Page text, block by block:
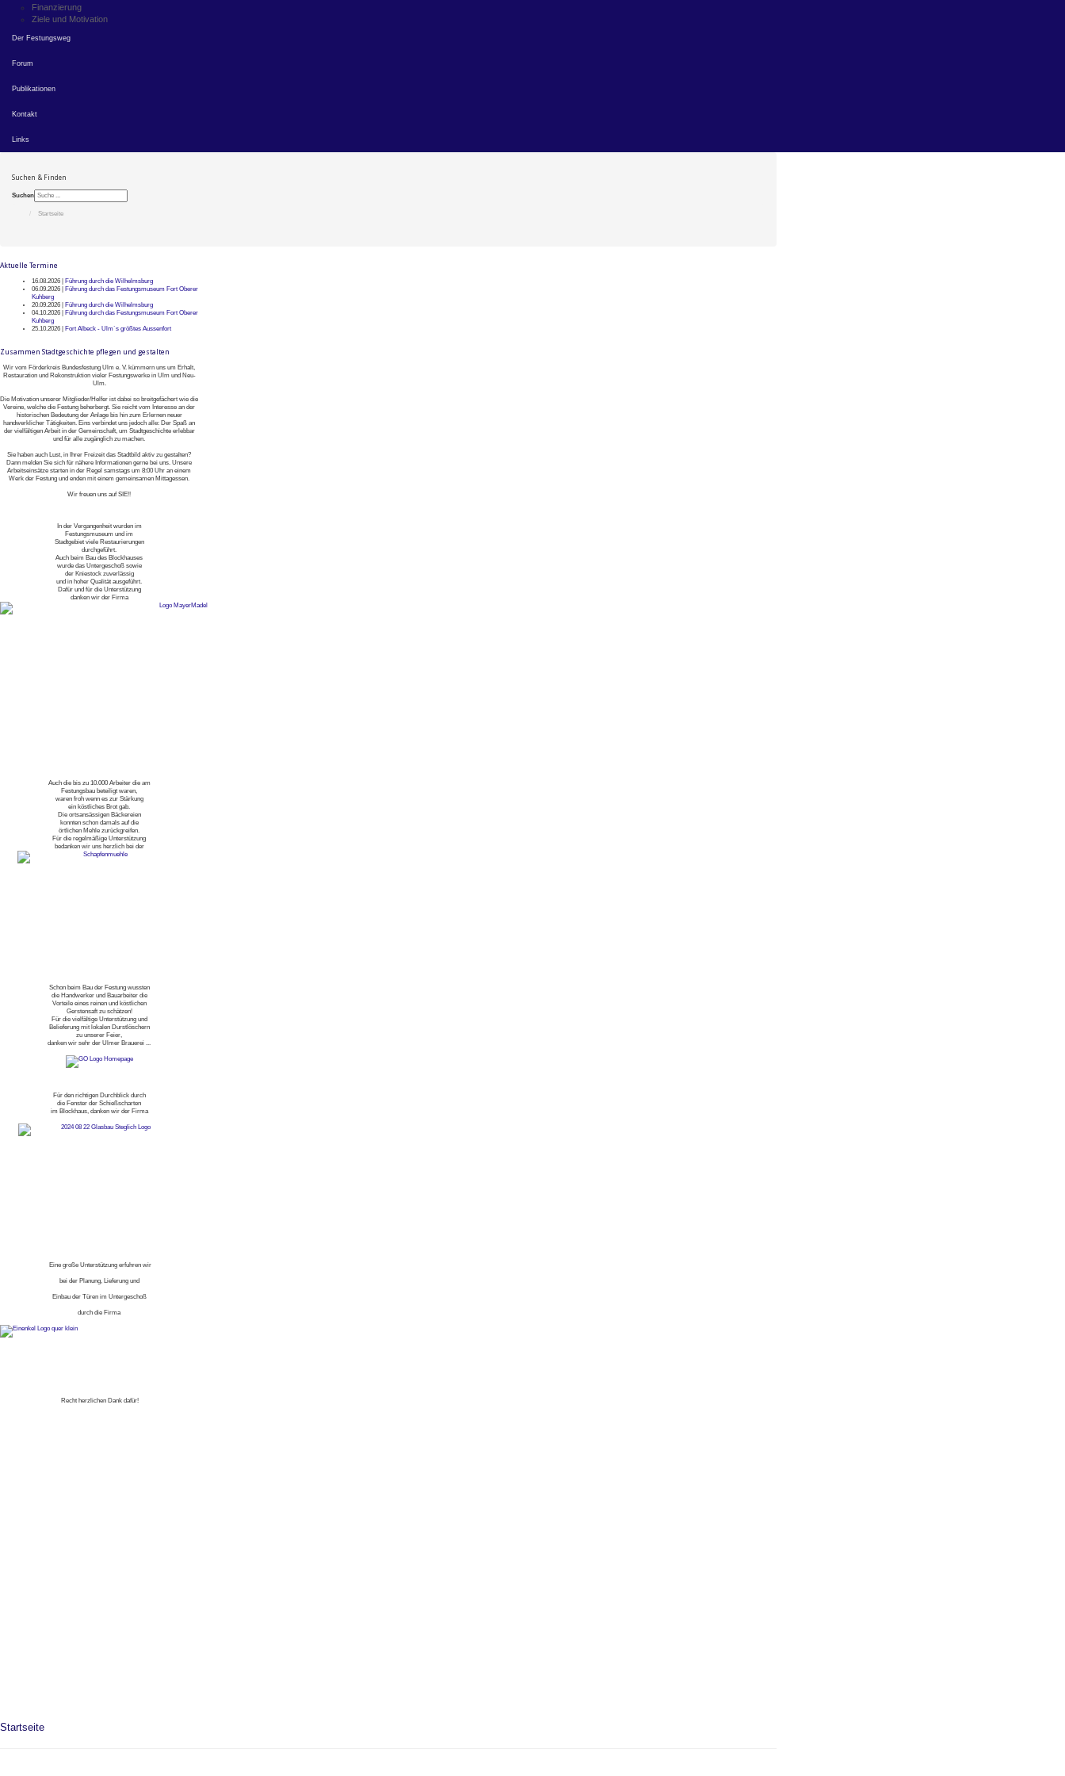
Finanzierung
Ziele und Motivation
Der Festungsweg
Forum
Publikationen
Kontakt
Links
Suchen & Finden
Suchen
Startseite
Aktuelle Termine
16.08.2026 |
Führung durch die Wilhelmsburg
06.09.2026 |
Führung durch das Festungsmuseum Fort Oberer
Kuhberg
20.09.2026 |
Führung durch die Wilhelmsburg
04.10.2026 |
Führung durch das Festungsmuseum Fort Oberer
Kuhberg
25.10.2026 |
Fort Albeck - Ulm`s größtes Aussenfort
Zusammen Stadtgeschichte pflegen und gestalten
Wir vom Förderkreis Bundesfestung Ulm e. V. kümmern uns um Erhalt,
Restauration und Rekonstruktion vieler Festungswerke in Ulm und Neu-
Ulm.
Die Motivation unserer Mitglieder/Helfer ist dabei so breitgefächert wie die
Vereine, welche die Festung beherbergt. Sie reicht vom Interesse an der
historischen Bedeutung der Anlage bis hin zum Erlernen neuer
handwerklicher Tätigkeiten. Eins verbindet uns jedoch alle: Der Spaß an
der vielfältigen Arbeit in der Gemeinschaft, um Stadtgeschichte erlebbar
und für alle zugänglich zu machen.
Sie haben auch Lust, in Ihrer Freizeit das Stadtbild aktiv zu gestalten?
Dann melden Sie sich für nähere Informationen gerne bei uns. Unsere
Arbeitseinsätze starten in der Regel samstags um 8:00 Uhr an einem
Werk der Festung und enden mit einem gemeinsamen Mittagessen.
Wir freuen uns auf SIE!!
In der Vergangenheit wurden im
Festungsmuseum und im
Stadtgebiet viele Restaurierungen
durchgeführt.
Auch beim Bau des Blockhauses
wurde das Untergeschoß sowie
der Kniestock zuverlässig
und in hoher Qualität ausgeführt.
Dafür und für die Unterstützung
danken wir der Firma
Auch die bis zu 10.000 Arbeiter die am
Festungsbau beteiligt waren,
waren froh wenn es zur Stärkung
ein köstliches Brot gab.
Die ortsansässigen Bäckereien
konnten schon damals auf die
örtlichen Mehle zurückgreifen.
Für die regelmäßige Unterstützung
bedanken wir uns herzlich bei der
Schon beim Bau der Festung wussten
die Handwerker und Bauarbeiter die
Vorteile eines reinen und köstlichen
Gerstensaft zu schätzen!
Für die vielfältige Unterstützung und
Belieferung mit lokalen Durstlöschern
zu unserer Feier,
danken wir sehr der Ulmer Brauerei ...
Für den richtigen Durchblick durch
die Fenster der Schießscharten
im Blockhaus, danken wir der Firma
Eine große Unterstützung erfuhren wir
bei der Planung, Lieferung und
Einbau der Türen im Untergeschoß
durch die Firma
Recht herzlichen Dank dafür!
Startseite